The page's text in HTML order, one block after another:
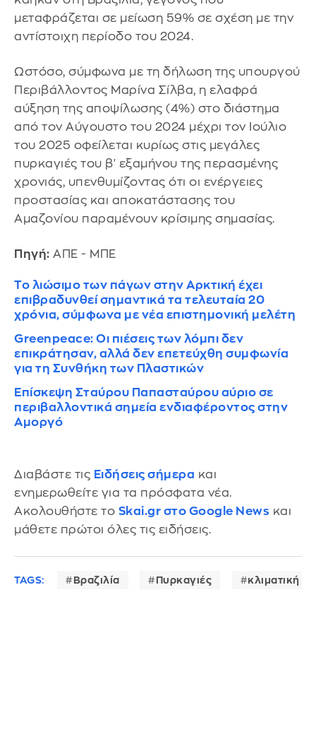
μεταφράζεται σε μείωση 59% σε σχέση με την
αντίστοιχη περίοδο του 2024.
Ωστόσο, σύμφωνα με τη δήλωση της υπουργού
Περιβάλλοντος Μαρίνα Σίλβα, η ελαφρά
αύξηση της αποψίλωσης (4%) στο διάστημα
από τον Αύγουστο του 2024 μέχρι τον Ιούλιο
του 2025 οφείλεται κυρίως στις μεγάλες
πυρκαγιές του β' εξαμήνου της περασμένης
χρονιάς, υπενθυμίζοντας ότι οι ενέργειες
προστασίας και αποκατάστασης του
Αμαζονίου παραμένουν κρίσιμης σημασίας.
Πηγή: ΑΠΕ - ΜΠΕ
Το λιώσιμο των πάγων στην Αρκτική έχει
επιβραδυνθεί σημαντικά τα τελευταία 20
χρόνια, σύμφωνα με νέα επιστημονική μελέτη
Greenpeace: Οι πιέσεις των λόμπι δεν
επικράτησαν, αλλά δεν επετεύχθη συμφωνία
για τη Συνθήκη των Πλαστικών
Επίσκεψη Σταύρου Παπασταύρου αύριο σε
περιβαλλοντικά σημεία ενδιαφέροντος στην
Αμοργό
Διαβάστε τις Ειδήσεις σήμερα και
ενημερωθείτε για τα πρόσφατα νέα.
Ακολουθήστε το Skai.gr στο Google News και
μάθετε πρώτοι όλες τις ειδήσεις.
TAGS: Βραζιλία Πυρκαγιές κλιματική